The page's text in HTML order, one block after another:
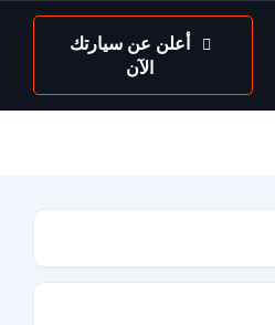
أعلن عن سيارتك
الآن